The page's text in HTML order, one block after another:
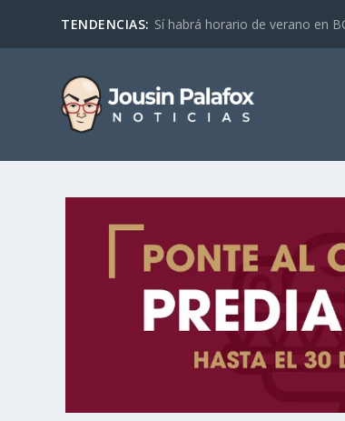
TENDENCIAS: Sí habrá horario de verano en